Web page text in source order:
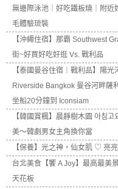
無邊際泳池｜好吃鐵板燒｜附
毛體驗琉裝
【沖繩住宿】那霸 Southwest
街~好買好吃好逛 Vs. 戰利品
【泰國曼谷住宿｜戰利品】陽
Riverside Bangkok 曼谷河畔薩
坐船20分鐘到 Iconsiam
【韓國賞楓】晨靜樹木園 아침
美～韓劇男女主角換你當
【保養】光之神，仙女肌 ♡ 亮
台北美食【饗 A Joy】最高最美
天花板